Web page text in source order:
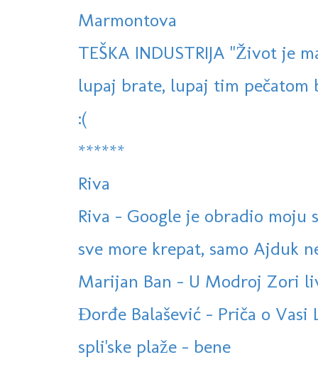
Marmontova
TEŠKA INDUSTRIJA "Život je
lupaj brate, lupaj tim pečatom
:(
******
Riva
Riva - Google je obradio moju
sve more krepat, samo Ajduk
Marijan Ban - U Modroj Zori
Đorđe Balašević - Priča o Vasi
spli'ske plaže - bene